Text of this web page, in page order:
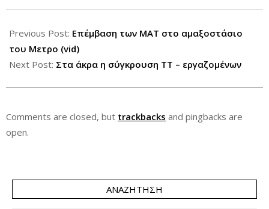
01-
25
Previous Post: Επέμβαση των ΜΑΤ στο αμαξοστάσιο
του Μετρο (vid)
Next Post: Στα άκρα η σύγκρουση ΤΤ – εργαζομένων
Comments are closed, but trackbacks and pingbacks are
open.
ΑΝΑΖΉΤΗΣΗ